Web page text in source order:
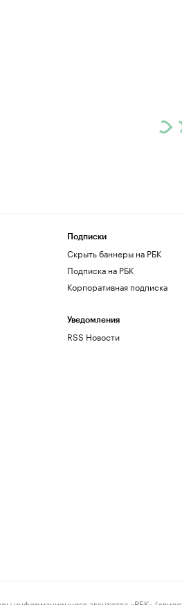
Подписки
Скрыть баннеры на РБК
Подписка на РБК
Корпоративная подписка
Уведомления
RSS Новости